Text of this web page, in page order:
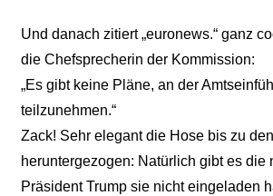
Und danach zitiert „euronews.“ ganz
die Chefsprecherin der Kommission:
„Es gibt keine Pläne, an der
teilzunehmen.“
Zack! Sehr elegant die Hose bis zu
heruntergezogen: Natürlich gibt es die
Präsident Trump sie nicht eingeladen